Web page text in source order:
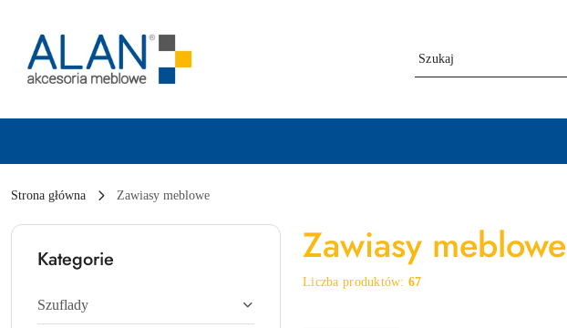
Strona główna Zawiasy meblowe
Kategorie
Szuflady
Zawiasy meblowe
Liczba produktów:67